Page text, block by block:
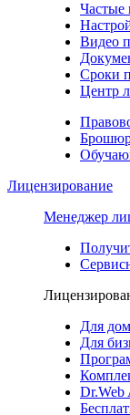
Частые
Видео
Сроки
Центр
Лицензирование
Менеджер
Для
Для
Dr.Web